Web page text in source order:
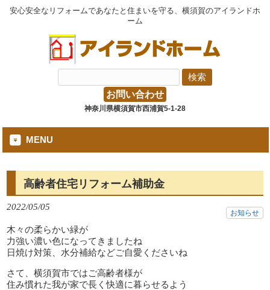
安心安全なリフォームであなたと住まいを守る、横須賀のアイランドホ
ーム
お問い合わせ
神奈川県横須賀市西浦賀5-1-28
MENU
高齢者住宅リフォーム補助金
2022/05/05
お知らせ
木々の柔らかい緑が
力強い濃い色になってきましたね
日焼け対策、水分補給などご自愛くださいね
さて、横須賀市ではご高齢者様が
住み慣れた我が家で長く快適に暮らせるよう